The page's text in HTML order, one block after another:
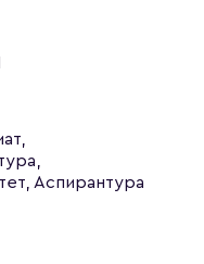
Аспирантура